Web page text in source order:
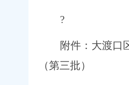
守住汛期安全底线
老年气排球邀请赛圆满落幕
庆赛区复赛、重庆公司减资政策决赛将在8月
力筑牢3075座水库防汛安全堤
连心路
幕涪陵区代表队获佳绩
?
附件：大渡口
（第三批）